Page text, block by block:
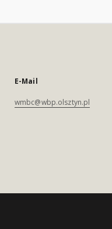
E-Mail
wmbc@wbp.olsztyn.pl